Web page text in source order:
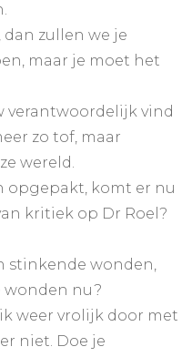
zullen we je
maar je moet het
verantwoordelijk vind
zo tof, maar
wereld.
opgepakt, komt er nu
kritiek op Dr Roel?
stinkende wonden,
wonden nu?
weer vrolijk door met
niet. Doe je